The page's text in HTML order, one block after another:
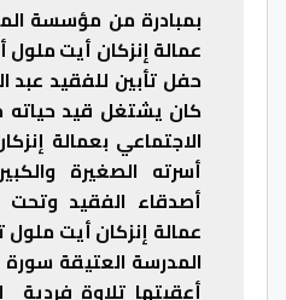
بمبادرة من مؤسسة
عمالة إنزكان أيت
حفل تأبين للفقيد عبد
كان يشتغل قيد
الاجتماعي بعمالة
أسرته الصغيرة
أصدقاء الفقيد
عمالة إنزكان أيت
المدرسة العتيقة
أعقبتها تلاوة فردية